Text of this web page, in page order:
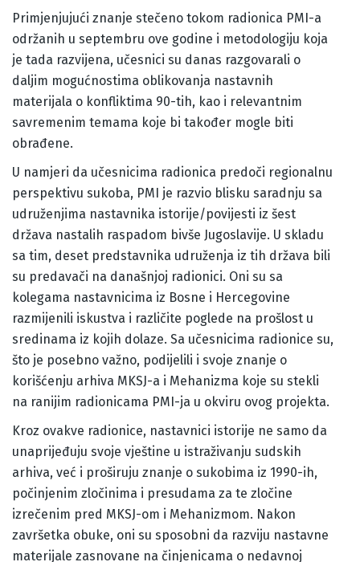
Primjenjujući znanje stečeno tokom radionica PMI-a
održanih u septembru ove godine i metodologiju koja
je tada razvijena, učesnici su danas razgovarali o
daljim mogućnostima oblikovanja nastavnih
materijala o konfliktima 90-tih, kao i relevantnim
savremenim temama koje bi također mogle biti
obrađene.
U namjeri da učesnicima radionica predoči regionalnu
perspektivu sukoba, PMI je razvio blisku saradnju sa
udruženjima nastavnika istorije/povijesti iz šest
država nastalih raspadom bivše Jugoslavije. U skladu
sa tim, deset predstavnika udruženja iz tih država bili
su predavači na današnjoj radionici. Oni su sa
kolegama nastavnicima iz Bosne i Hercegovine
razmijenili iskustva i različite poglede na prošlost u
sredinama iz kojih dolaze. Sa učesnicima radionice su,
što je posebno važno, podijelili i svoje znanje o
korišćenju arhiva MKSJ-a i Mehanizma koje su stekli
na ranijim radionicama PMI-ja u okviru ovog projekta.
Kroz ovakve radionice, nastavnici istorije ne samo da
unaprijeđuju svoje vještine u istraživanju sudskih
arhiva, već i proširuju znanje o sukobima iz 1990-ih,
počinjenim zločinima i presudama za te zločine
izrečenim pred MKSJ-om i Mehanizmom. Nakon
završetka obuke, oni su sposobni da razviju nastavne
materijale zasnovane na činjenicama o nedavnoj